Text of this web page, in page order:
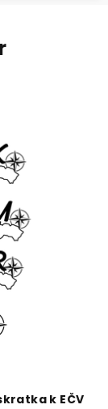
– Žilinský kraj | SK skratka k EČV